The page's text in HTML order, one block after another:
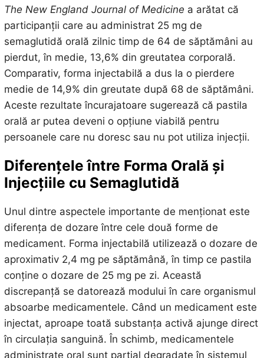
The New England Journal of Medicine a arătat că
participanții care au administrat 25 mg de
semaglutidă orală zilnic timp de 64 de săptămâni au
pierdut, în medie, 13,6% din greutatea corporală.
Comparativ, forma injectabilă a dus la o pierdere
medie de 14,9% din greutate după 68 de săptămâni.
Aceste rezultate încurajatoare sugerează că pastila
orală ar putea deveni o opțiune viabilă pentru
persoanele care nu doresc sau nu pot utiliza injecții.
Diferențele între Forma Orală și
Injecțiile cu Semaglutidă
Unul dintre aspectele importante de menționat este
diferența de dozare între cele două forme de
medicament. Forma injectabilă utilizează o dozare de
aproximativ 2,4 mg pe săptămână, în timp ce pastila
conține o dozare de 25 mg pe zi. Această
discrepanță se datorează modului în care organismul
absoarbe medicamentele. Când un medicament este
injectat, aproape toată substanța activă ajunge direct
în circulația sanguină. În schimb, medicamentele
administrate oral sunt parțial degradate în sistemul